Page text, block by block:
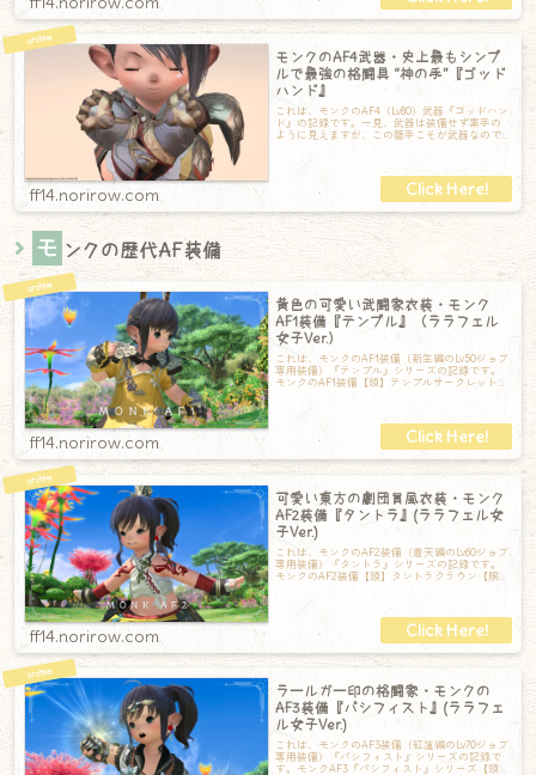
モンクのAF4武器・史上最もシンプ
ルで最強の格闘具 “神の手”『ゴッド
ハンド』
これは、モンクのAF4（Lv80）武器『ゴッドハン
ド』の記録です。一見、武器は装備せず素手の
ように見えますが、この籠手こそが武器なので
ff14.norirow.com
モ ンクの歴代AF装備
黄色の可愛い武闘家衣装・モンク
AF1装備『テンプル』（ララフェル
女子Ver.）
これは、モンクのAF1装備（新生編のLv50ジョブ
専用装備）『テンプル』シリーズの記録です。
モンクのAF1装備【頭】テンプルサークレット
ff14.norirow.com
可愛い東方の劇団員風衣装・モンク
AF2装備『タントラ』(ララフェル女
子Ver.)
これは、モンクのAF2装備（蒼天編のLv60ジョブ
専用装備）『タントラ』シリーズの記録です。
モンクのAF2装備【頭】タントラクラウン【胴】
ff14.norirow.com
ラールガー印の格闘家・モンクの
AF3装備『パシフィスト』(ララフェ
ル女子Ver.)
これは、モンクのAF3装備（紅蓮編のLv70ジョブ
専用装備）『パシフィスト』シリーズの記録で
す。モンクAF3『パシフィスト』シリーズ【頭】